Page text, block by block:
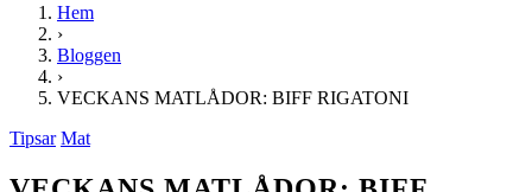
Hem
›
Bloggen
›
VECKANS MATLÅDOR: BIFF RIGATONI
Tipsar Mat